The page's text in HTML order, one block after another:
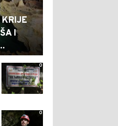
KRIJE
I
0
0